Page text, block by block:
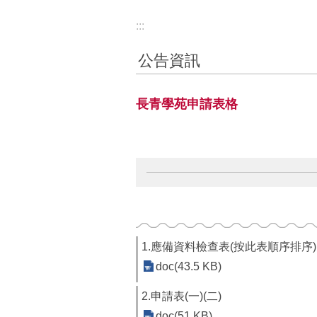
:::
公告資訊
長青學苑申請表格
1.應備資料檢查表(按此表順序排序)
doc(43.5 KB)
2.申請表(一)(二)